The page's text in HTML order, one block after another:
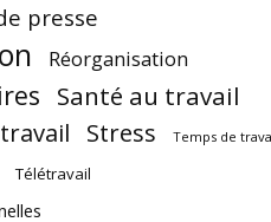
presse
Réorganisation
Santé au travail
Stress Temps de
Télétravail